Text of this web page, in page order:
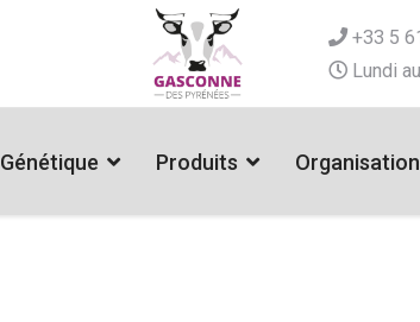
+33 5
Lundi
Génétique Produits Organisation